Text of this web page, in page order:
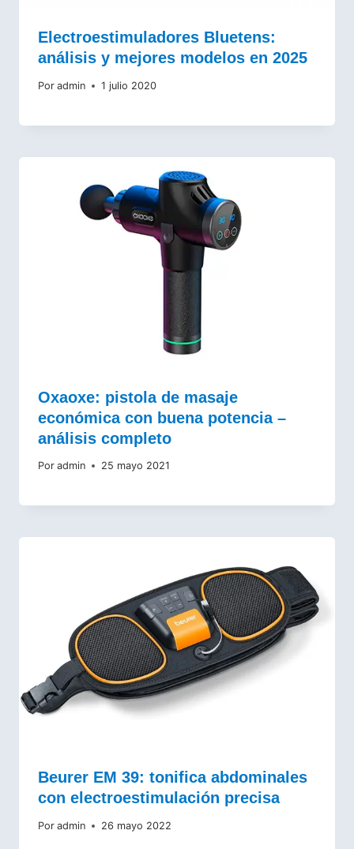
Electroestimuladores Bluetens:
análisis y mejores modelos en 2025
Por admin 1 julio 2020
Oxaoxe: pistola de masaje
económica con buena potencia –
análisis completo
Por admin 25 mayo 2021
Beurer EM 39: tonifica abdominales
con electroestimulación precisa
Por admin 26 mayo 2022